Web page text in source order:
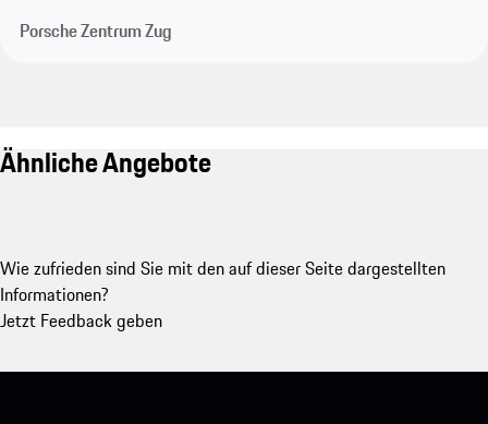
Porsche Zentrum Zug
Ähnliche Angebote
Wie zufrieden sind Sie mit den auf dieser Seite dargestellten
Informationen?
Jetzt Feedback geben